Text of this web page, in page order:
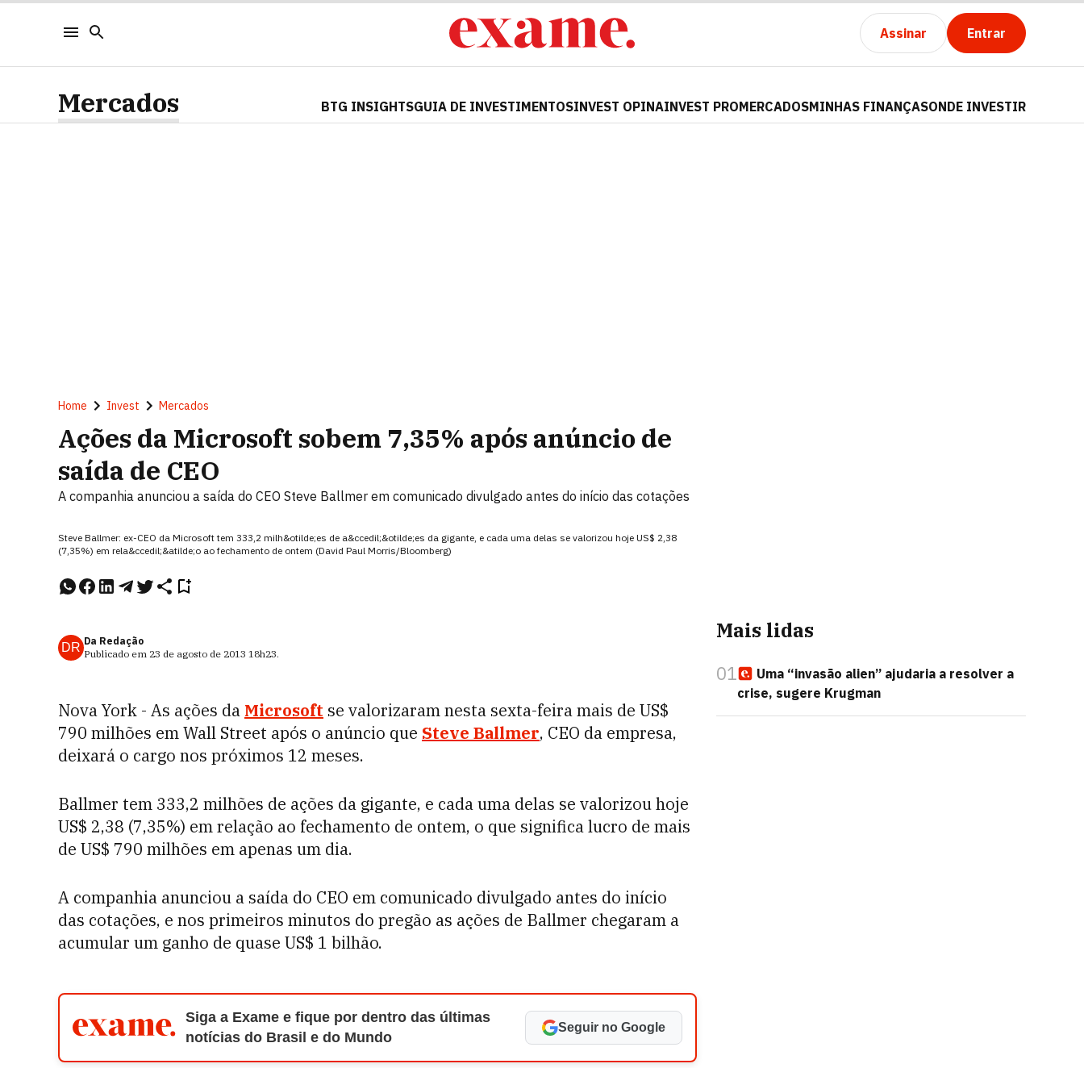
Assinar Entrar
Mercados BTG INSIGHTSGUIA DE INVESTIMENTOSINVEST OPINAINVEST PROMERCADOSMINHAS FINANÇASONDE INVESTIR
Home Invest Mercados
Ações da Microsoft sobem 7,35% após anúncio de
saída de CEO
A companhia anunciou a saída do CEO Steve Ballmer em comunicado divulgado antes do início das cotações
Steve Ballmer: ex-CEO da Microsoft tem 333,2 milh&otilde;es de a&ccedil;&otilde;es da gigante, e cada uma delas se valorizou hoje US$ 2,38
(7,35%) em rela&ccedil;&atilde;o ao fechamento de ontem (David Paul Morris/Bloomberg)
DR Da Redação
Publicado em 23 de agosto de 2013 18h23.
Nova York - As ações da Microsoft se valorizaram nesta sexta-feira mais de US$
790 milhões em Wall Street após o anúncio que Steve Ballmer, CEO da empresa,
deixará o cargo nos próximos 12 meses.
Ballmer tem 333,2 milhões de ações da gigante, e cada uma delas se valorizou hoje
US$ 2,38 (7,35%) em relação ao fechamento de ontem, o que significa lucro de mais
de US$ 790 milhões em apenas um dia.
A companhia anunciou a saída do CEO em comunicado divulgado antes do início
das cotações, e nos primeiros minutos do pregão as ações de Ballmer chegaram a
acumular um ganho de quase US$ 1 bilhão.
Siga a Exame e fique por dentro das últimas
notícias do Brasil e do Mundo
Seguir no Google
Mais lidas
01
Uma “invasão alien” ajudaria a resolver a
crise, sugere Krugman